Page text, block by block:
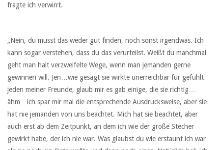
fragte ich verwirrt.
„Nein, du musst das weder gut finden, noch sonst irgendwas. Ich
kann sogar verstehen, dass du das verurteilst. Weißt du manchmal
geht man halt verzweifelte Wege, wenn man jemanden gerne
gewinnen will. Jen…wie gesagt sie wirkte unerreichbar für gefühlt
jeden meiner Freunde, glaub mir es gab einige, die sie richtig…
ähm…ich spar mir mal die entsprechende Ausdrucksweise, aber sie
hat nie jemanden von uns beachtet. Mich hat sie beachtet, aber
auch erst ab dem Zeitpunkt, an dem ich wie der große Stecher
gewirkt habe, der ich nie war. Was glaubst du wie erstaunt ich war